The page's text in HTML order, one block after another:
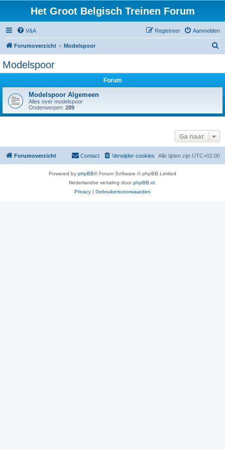
Het Groot Belgisch Treinen Forum
V&A Aanmelden
Registreer
Forumoverzicht Modelspoor
Modelspoor
Forum
Modelspoor Algemeen
Alles over modelspoor
Onderwerpen: 289
Ga naar
Forumoverzicht Alle tijden zijn UTC+02:00
Verwijder cookies
Contact
Powered by phpBB® Forum Software © phpBB Limited
Nederlandse vertaling doorphpBB.nl
Privacy | Gebruikersvoorwaarden